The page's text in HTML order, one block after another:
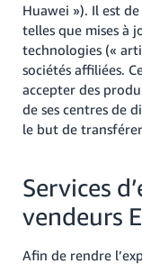
Huawei »). Il est
telles que mises à
technologies («
sociétés affiliées.
accepter des
de ses centres de
le but de
Services
vendeurs
Afin de rendre